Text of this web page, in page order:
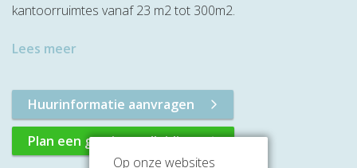
kantoorruimtes vanaf 23 m2 tot 300m2.
Lees meer
Huurinformatie aanvragen
Plan een gratis rondleiding
Op onze websites